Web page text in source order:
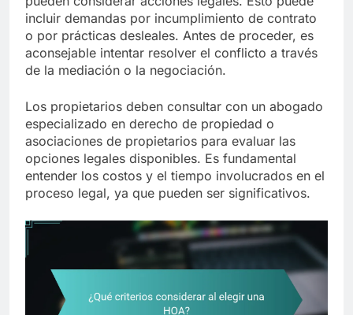
incluir demandas por incumplimiento de contrato
o por prácticas desleales. Antes de proceder, es
aconsejable intentar resolver el conflicto a través
de la mediación o la negociación.
Los propietarios deben consultar con un abogado
especializado en derecho de propiedad o
asociaciones de propietarios para evaluar las
opciones legales disponibles. Es fundamental
entender los costos y el tiempo involucrados en el
proceso legal, ya que pueden ser significativos.